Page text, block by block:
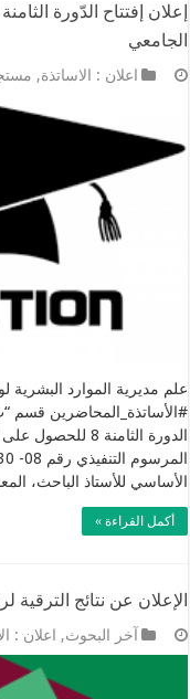
إعلان إفتتاح الدّورة
الجامعي
اعلان : الاساتذة,
علم مديرية الموارد البشرية
#الأساتذة_المحاضرين قسم
الأساسي للأستاذ الباحث،
أكمل القراءة »
الإعلان عن نتائج الترقية
آخر البحوث, اعلان :